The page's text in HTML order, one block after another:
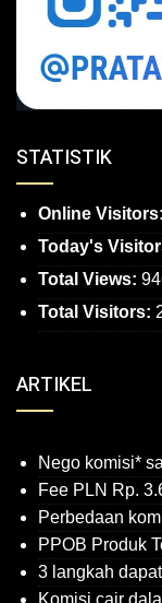
STATISTIK
Online Visitors:
Today's
Total Views:
Total Visitors:
ARTIKEL
Nego komisi*
Fee PLN Rp.
Perbedaan
PPOB Produk
3 langkah
Komisi cair